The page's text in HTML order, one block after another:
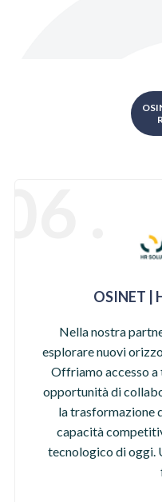
OSINET |
Nella nostra
esplorare nuovi
Offriamo accesso a
opportunità di
la trasformazione
capacità
tecnologico di oggi.